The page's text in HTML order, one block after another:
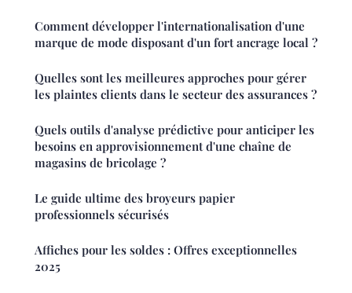
Comment développer l'internationalisation d'une
marque de mode disposant d'un fort ancrage local ?
Quelles sont les meilleures approches pour gérer
les plaintes clients dans le secteur des assurances ?
Quels outils d'analyse prédictive pour anticiper les
besoins en approvisionnement d'une chaîne de
magasins de bricolage ?
Le guide ultime des broyeurs papier
professionnels sécurisés
Affiches pour les soldes : Offres exceptionnelles
2025